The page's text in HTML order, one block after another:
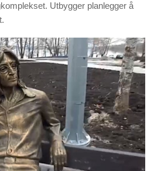
Utbygger planlegger å